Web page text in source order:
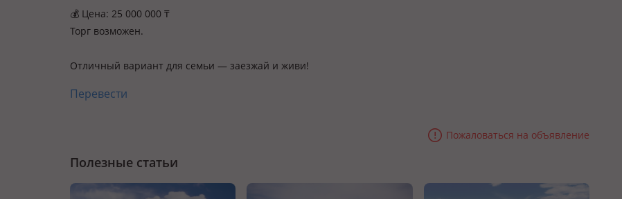
💰 Цена: 25 000 000 ₸
Торг возможен.
Отличный вариант для семьи — заезжай и живи!
Перевести
Пожаловаться на объявление
Полезные статьи